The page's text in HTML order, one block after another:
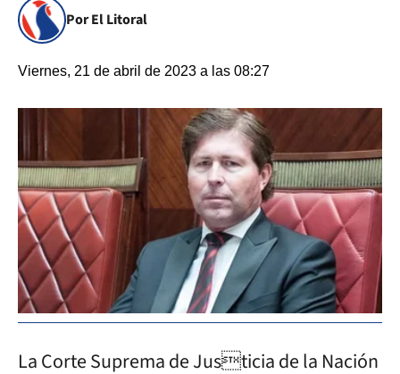
Por El Litoral
Viernes, 21 de abril de 2023 a las 08:27
La Corte Suprema de Justicia de la Nación